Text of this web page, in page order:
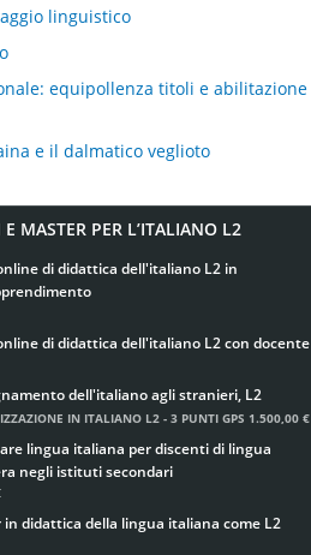
linguistico
equipollenza titoli e abilitazione
e il dalmatico veglioto
E MASTER PER L’ITALIANO L2
di didattica dell'italiano L2 in
di didattica dell'italiano L2 con docente
dell'italiano agli stranieri, L2
IN ITALIANO L2 - 3 PUNTI GPS 1.500,00 €
lingua italiana per discenti di lingua
negli istituti secondari
in didattica della lingua italiana come L2